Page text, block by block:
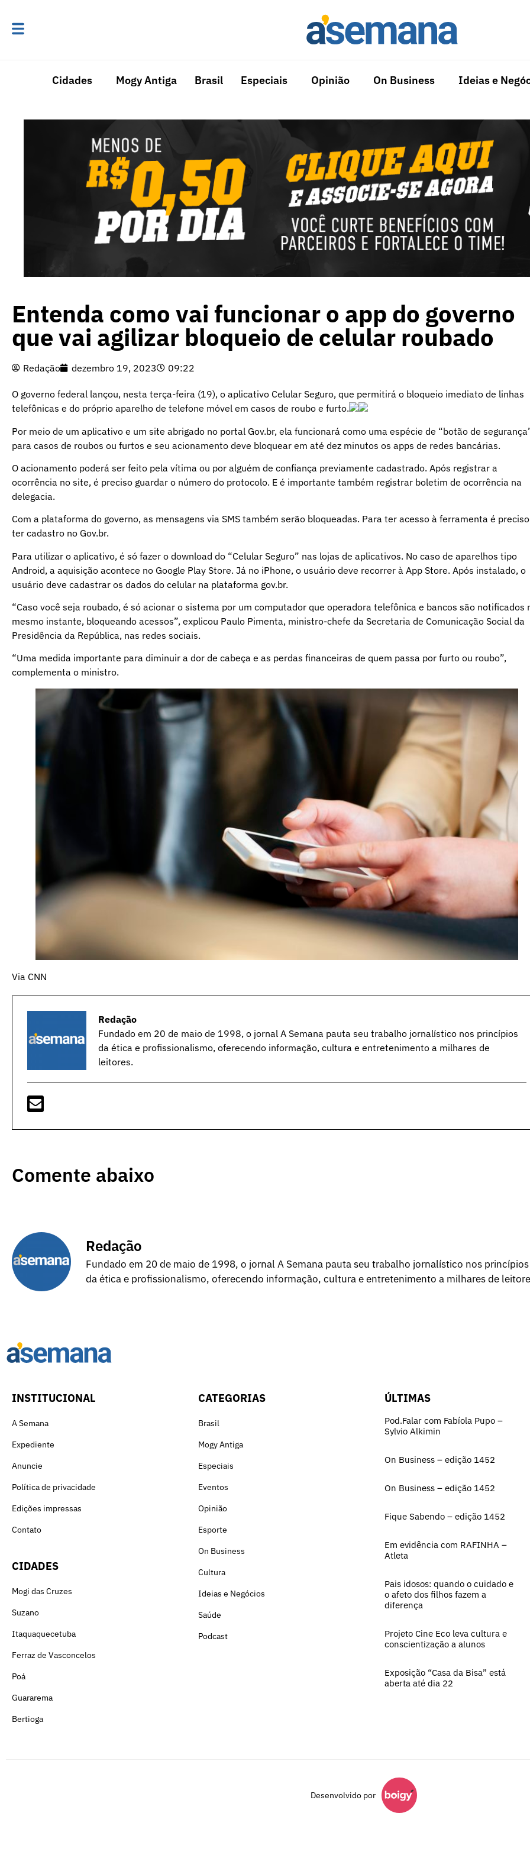
Cidades Mogy Antiga Brasil Especiais Opinião On Business Ideias e
Entenda como vai funcionar o app do governo
que vai agilizar bloqueio de celular roubado
Redação dezembro 19, 2023 09:22
O governo federal lançou, nesta terça-feira (19), o aplicativo Celular Seguro, que permitirá o bloqueio imediato de linhas
telefônicas e do próprio aparelho de telefone móvel em casos de roubo e furto.
Por meio de um aplicativo e um site abrigado no portal Gov.br, ela funcionará como uma espécie de “botão de
para casos de roubos ou furtos e seu acionamento deve bloquear em até dez minutos os apps de redes bancárias.
O acionamento poderá ser feito pela vítima ou por alguém de confiança previamente cadastrado. Após registrar a
ocorrência no site, é preciso guardar o número do protocolo. E é importante também registrar boletim de ocorrência na
delegacia.
Com a plataforma do governo, as mensagens via SMS também serão bloqueadas. Para ter acesso à ferramenta é preciso
ter cadastro no Gov.br.
Para utilizar o aplicativo, é só fazer o download do “Celular Seguro” nas lojas de aplicativos. No caso de aparelhos tipo
Android, a aquisição acontece no Google Play Store. Já no iPhone, o usuário deve recorrer à App Store. Após instalado, o
usuário deve cadastrar os dados do celular na plataforma gov.br.
“Caso você seja roubado, é só acionar o sistema por um computador que operadora telefônica e bancos são notificados
mesmo instante, bloqueando acessos”, explicou Paulo Pimenta, ministro-chefe da Secretaria de Comunicação Social da
Presidência da República, nas redes sociais.
“Uma medida importante para diminuir a dor de cabeça e as perdas financeiras de quem passa por furto ou roubo”,
complementa o ministro.
Via CNN
Redação
Fundado em 20 de maio de 1998, o jornal A Semana pauta seu trabalho jornalístico nos princípios
da ética e profissionalismo, oferecendo informação, cultura e entretenimento a milhares de
leitores.
Comente abaixo
Redação
Fundado em 20 de maio de 1998, o jornal A Semana pauta seu trabalho jornalístico nos princípios
da ética e profissionalismo, oferecendo informação, cultura e entretenimento a milhares de
INSTITUCIONAL
A Semana
Expediente
Anuncie
Política de privacidade
Edições impressas
Contato
CIDADES
Mogi das Cruzes
Suzano
Itaquaquecetuba
Ferraz de Vasconcelos
Poá
Guararema
Bertioga
CATEGORIAS
Brasil
Mogy Antiga
Especiais
Eventos
Opinião
Esporte
On Business
Cultura
Ideias e Negócios
Saúde
Podcast
ÚLTIMAS
Pod.Falar com Fabíola Pupo –
Sylvio Alkimin
On Business – edição 1452
On Business – edição 1452
Fique Sabendo – edição 1452
Em evidência com RAFINHA –
Atleta
Pais idosos: quando o cuidado e
o afeto dos filhos fazem a
diferença
Projeto Cine Eco leva cultura e
conscientização a alunos
Exposição “Casa da Bisa” está
aberta até dia 22
Desenvolvido por